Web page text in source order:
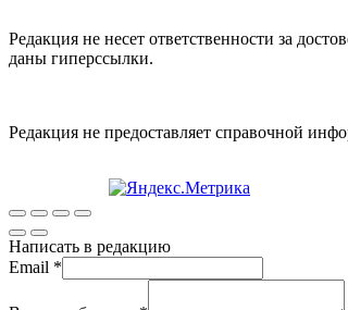
Редакция не несет ответственности за
даны гиперссылки.
Редакция не предоставляет справочной
Написать в редакцию
Email *